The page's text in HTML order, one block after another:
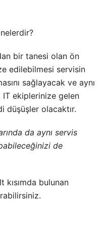
bir tanesi olan ön
edilebilmesi servisin
sağlayacak ve aynı
IT ekiplerinize gelen
düşüşler olacaktır.
da aynı servis
de
kısımda bulunan